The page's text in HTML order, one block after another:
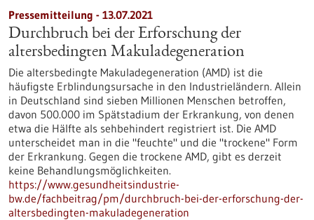
Pressemitteilung - 13.07.2021
Durchbruch bei der Erforschung der
altersbedingten Makuladegeneration
Die altersbedingte Makuladegeneration (AMD) ist die
häufigste Erblindungsursache in den Industrieländern. Allein
in Deutschland sind sieben Millionen Menschen betroffen,
davon 500.000 im Spätstadium der Erkrankung, von denen
etwa die Hälfte als sehbehindert registriert ist. Die AMD
unterscheidet man in die "feuchte" und die "trockene" Form
der Erkrankung. Gegen die trockene AMD, gibt es derzeit
keine Behandlungsmöglichkeiten.
https://www.gesundheitsindustrie-
bw.de/fachbeitrag/pm/durchbruch-bei-der-erforschung-der-
altersbedingten-makuladegeneration